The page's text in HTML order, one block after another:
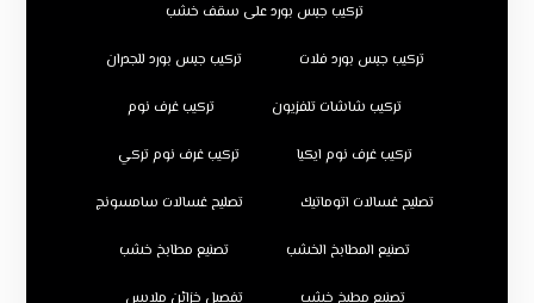
تركيب جبس بورد على سقف خشب
تركيب جبس بورد فلات تركيب جبس بورد للجدران
تركيب شاشات تلفزيون تركيب غرف نوم
تركيب غرف نوم ايكيا تركيب غرف نوم تركي
تصليح غسالات اتوماتيك تصليح غسالات سامسونج
تصنيع المطابخ الخشب تصنيع مطابخ خشب